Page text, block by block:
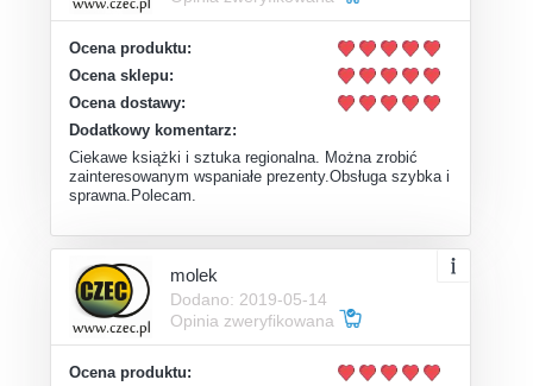
Ocena produktu:
Ocena sklepu:
Ocena dostawy:
Dodatkowy komentarz:
Ciekawe książki i sztuka regionalna. Można zrobić
zainteresowanym wspaniałe prezenty.Obsługa szybka i
sprawna.Polecam.
molek
Dodano: 2019-05-14
Opinia zweryfikowana
Ocena produktu: